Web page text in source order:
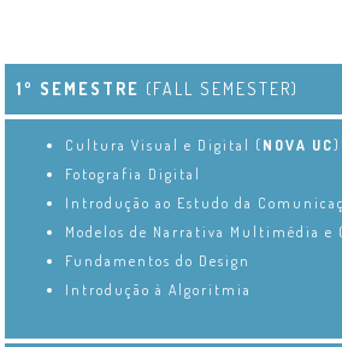
1º SEMESTRE (FALL SEMESTER)
Cultura Visual e Digital ( NOVA UC)
Fotografia Digital
Introdução ao Estudo da
Modelos de Narrativa Multimédia e
Fundamentos do Design
Introdução à Algoritmia